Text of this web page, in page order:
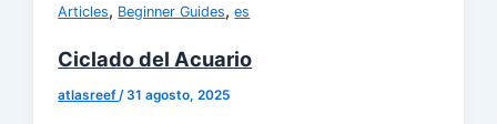
Articles, Beginner Guides,es
Ciclado del Acuario
atlasreef/31 agosto, 2025